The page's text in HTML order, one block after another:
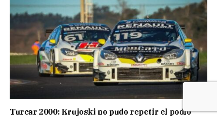
Turcar 2000: Krujoski no pudo repetir el podio